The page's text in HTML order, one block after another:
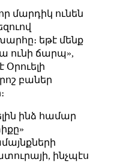
մարդիկ ունեն
եթէ մենք
ունի ճարպ»,
բաներ
ինձ համար
ինչպէս